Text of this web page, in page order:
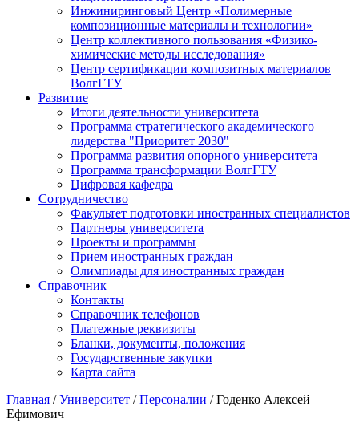
Инжиниринговый Центр «Полимерные
композиционные материалы и технологии»
Центр коллективного пользования «Физико-
химические методы исследования»
Центр сертификации композитных материалов
ВолгГТУ
Развитие
Итоги деятельности университета
Программа стратегического академического
лидерства "Приоритет 2030"
Программа развития опорного университета
Программа трансформации ВолгГТУ
Цифровая кафедра
Сотрудничество
Факультет подготовки иностранных специалистов
Партнеры университета
Проекты и программы
Прием иностранных граждан
Олимпиады для иностранных граждан
Справочник
Контакты
Справочник телефонов
Платежные реквизиты
Бланки, документы, положения
Государственные закупки
Карта сайта
Главная /Университет /Персоналии / Годенко Алексей
Ефимович